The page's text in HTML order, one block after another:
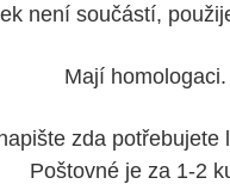
není součástí,
Mají homologaci.
zda potřebujete
Poštovné je za 1-2